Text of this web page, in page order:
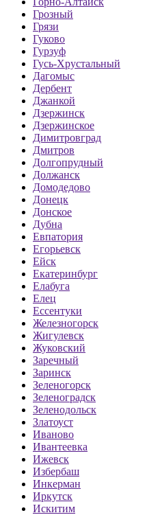
Грозный
Грязи
Гуково
Гурзуф
Гусь-Хрустальный
Дагомыс
Дербент
Джанкой
Дзержинск
Дзержинское
Димитровград
Дмитров
Долгопрудный
Должанск
Домодедово
Донецк
Донское
Дубна
Евпатория
Егорьевск
Ейск
Екатеринбург
Елабуга
Елец
Ессентуки
Железногорск
Жигулевск
Жуковский
Заречный
Заринск
Зеленогорск
Зеленоградск
Зеленодольск
Златоуст
Иваново
Ивантеевка
Ижевск
Избербаш
Инкерман
Иркутск
Искитим